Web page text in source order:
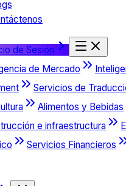
de Sesión
de Mercado
Servicios de
Alimentos y Bebidas
e infraestructura
Servicios Financieros